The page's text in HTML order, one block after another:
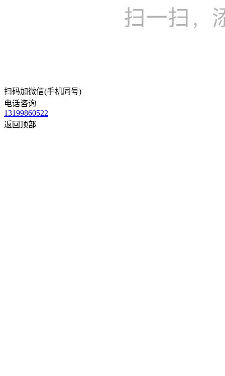
扫码加微信(手机同号)
电话咨询
13199860522
返回顶部